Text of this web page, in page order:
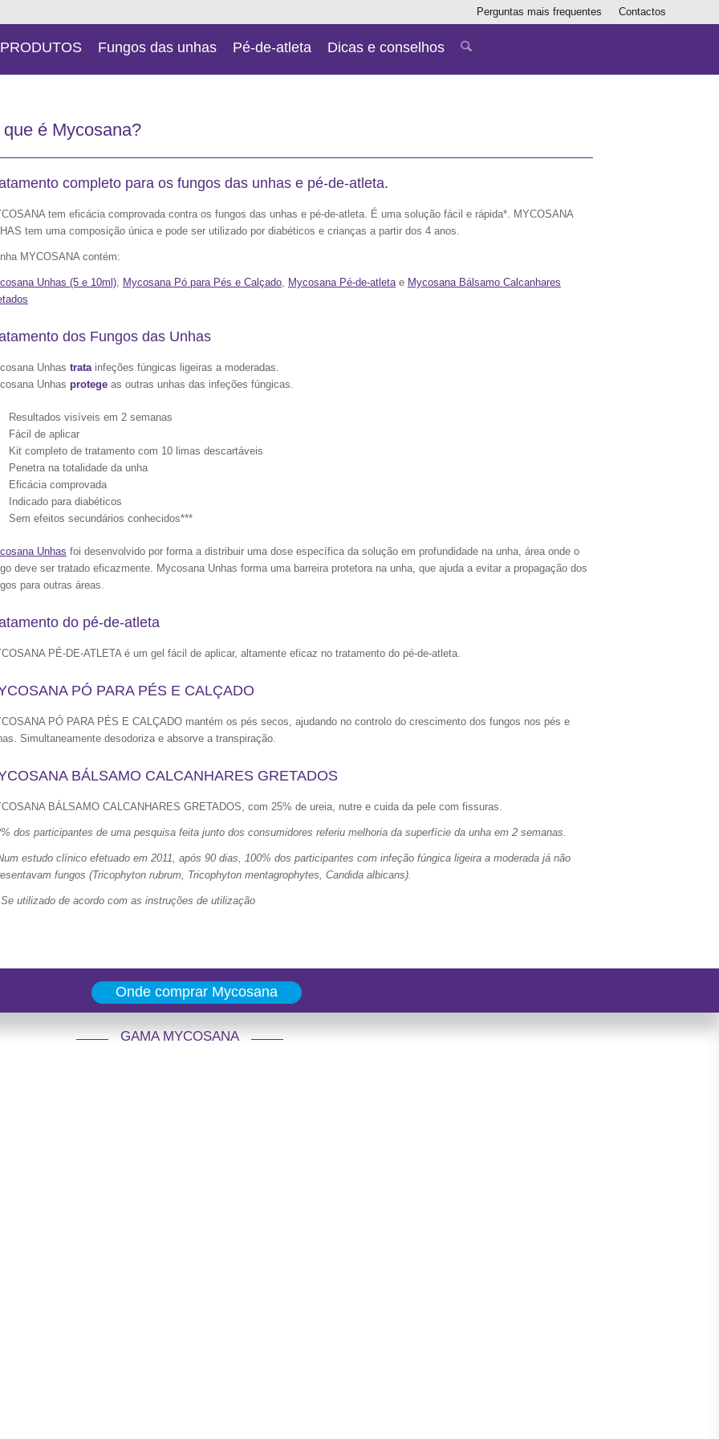
Perguntas mais frequentes Contactos
PRODUTOS Fungos das unhas Pé-de-atleta Dicas e conselhos
que é Mycosana?
completo para os fungos das unhas e pé-de-atleta.
tem eficácia comprovada contra os fungos das unhas e pé-de-atleta. É uma solução fácil e rápida*. MYCOSANA
tem uma composição única e pode ser utilizado por diabéticos e crianças a partir dos 4 anos.
MYCOSANA contém:
Unhas (5 e 10ml), Mycosana Pó para Pés e Calçado, Mycosana Pé-de-atletae Mycosana Bálsamo Calcanhares
dos Fungos das Unhas
Unhas tratainfeções fúngicas ligeiras a moderadas.
Unhas protege as outras unhas das infeções fúngicas.
Resultados visíveis em 2 semanas
Fácil de aplicar
Kit completo de tratamento com 10 limas descartáveis
Penetra na totalidade da unha
Eficácia comprovada
Indicado para diabéticos
Sem efeitos secundários conhecidos***
Unhas foi desenvolvido por forma a distribuir uma dose específica da solução em profundidade na unha, área onde o
deve ser tratado eficazmente. Mycosana Unhas forma uma barreira protetora na unha, que ajuda a evitar a propagação dos
para outras áreas.
do pé-de-atleta
PÉ-DE-ATLETA é um gel fácil de aplicar, altamente eficaz no tratamento do pé-de-atleta.
PÓ PARA PÉS E CALÇADO
PÓ PARA PÉS E CALÇADO mantém os pés secos, ajudando no controlo do crescimento dos fungos nos pés e
Simultaneamente desodoriza e absorve a transpiração.
BÁLSAMO CALCANHARES GRETADOS
BÁLSAMO CALCANHARES GRETADOS, com 25% de ureia, nutre e cuida da pele com fissuras.
dos participantes de uma pesquisa feita junto dos consumidores referiu melhoria da superfície da unha em 2 semanas.
estudo clínico efetuado em 2011, após 90 dias, 100% dos participantes com infeção fúngica ligeira a moderada já não
fungos (Tricophyton rubrum, Tricophyton mentagrophytes, Candida albicans).
utilizado de acordo com as instruções de utilização
Onde comprar Mycosana
GAMA MYCOSANA